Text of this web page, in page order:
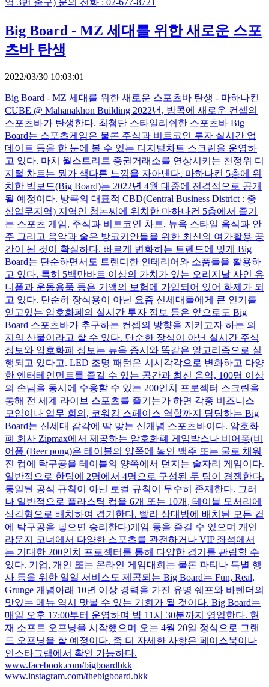
역 3번 출구) 문의 전화 : 02-677-8721
Big Board - MZ 세대를 위한 새로운 스포
츠바 탄생
2022/03/30 10:03:01
Big Board - MZ 세대를 위한 새로운 스포츠바 탄생 - 마하나컨
CUBE @ Mahanakhon Building 2022년, 방콕에 새로운 컨셉의
스포츠바가 탄생한다. 최첨단 스타일리쉬한 스포츠바 Big
Board는 스포츠게임은 물론 주식과 비트코인 투자 실시간 업
데이트 등을 한 눈에 볼 수 있는 디지털차트 스크린을 운영하
고 있다. 마치 월스트리트 증권거래소를 연상시키는 천정위 디
지털 차트는 뭔가 색다른 느낌을 자아낸다. 마하나컨 5층에 위
치한 빅보드(Big Board)는 2022년 4월 대중에 전격적으로 공개
될 예정이다. 방콕의 대표적 CBD(Central Business District : 중
심업무지역) 지역인 청논씨에 위치한 마하나컨 5층에서 즐기
는 스포츠 게임, 주식과 비트코인 차트, 뉴욕 스타일 음식과 안
주 그리고 음악과 술은 방코키안들을 위한 최신의 여가활용 공
간이 될 것이 확실하다. 빠르게 변화하는 트렌드에 맞게 Big
Board는 단순하면서도 트렌디한 인테리어와 소품들을 활용하
고 있다. 특히 5백만바트 이상의 가치가 있는 오리지날 사인 유
니폼과 운동용품 등은 거액의 보험에 가입되어 있어 화제가 되
고 있다. 단순히 장식용이 아닌 요즘 신세대들에게 큰 인기를
얻고있는 암호화폐의 실시간 투자 정보 등은 앞으로도 Big
Board 스포츠바가 추구하는 컨셉의 방향을 지키고자 하는 의
지의 산물이라고 할 수 있다. 단순한 장식이 아닌 실시간 주식
정보와 암호화폐 정보는 뉴욕 증시와 똑같은 알고리즘으로 실
행되고 있다고. LED 조명 패턴은 시시각각으로 변화하고 다양
한 엔터테인먼트를 즐길 수 있는 공간과 최신 음악, 100명 이상
의 손님을 동시에 수용할 수 있는 200인치 프로젝터 스크린을
통해 전 세계 라이브 스포츠를 즐기는가 하면 각종 비즈니스
모임이나 업무 회의, 코워킹 스페이스 역할까지 담당하는 Big
Board는 신세대 감각에 딱 맞는 신개념 스포츠바이다. 암호화
폐 회사 Zipmax에서 제공하는 암호화폐 게임박스나 비어퐁(비
어퐁 (Beer pong)은 테이블의 양쪽에 놓인 맥주 또는 물로 채워
진 컵에 탁구공을 테이블의 양쪽에서 던지는 술자리 게임이다.
일반적으로 한팀에 2명에서 4명으로 구성된 두 팀이 경쟁한다.
통일된 공식 규칙이 아닌 로컬 규칙이 무수히 존재한다. 그러
나 일반적으로 플라스틱 컵을 6개 또는 10개, 테이블 모서리에
삼각형으로 배치하여 경기한다. 빨리 상대방에 배치된 모든 컵
에 탁구공을 넣으면 승리한다)게임 등을 즐길 수 있으며 개인
라운지 코너에서 다양한 스포츠를 관전하거나 VIP 좌석에서
는 거대한 200인치 프로젝터를 통해 다양한 경기를 관람할 수
있다. 기업, 개인 또는 온라인 게임대회는 물론 파티나 특별 행
사 등을 위한 일일 서비스도 제공되는 Big Board는 Fun, Real,
Grunge 개념아래 10년 이상 경력을 가진 유명 쉐프와 바텐더의
맛있는 메뉴 역시 맛볼 수 있는 기회가 될 것이다. Big Board는
매일 오후 17:00부터 운영하며 밤 11시 30분까지 영업한다. 현
재 소프트 오프닝을 시작했으며 오는 4월 20일 정식으로 그랜
드 오프닝을 할 예정이다. 좀 더 자세한 사항은 페이스북이나
인스타그램에서 확인 가능하다.
www.facebook.com/bigboardbkk
www.instagram.com/thebigboard.bkk